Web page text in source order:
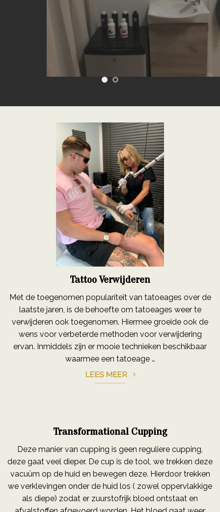
Tattoo Verwijderen
Met de toegenomen populariteit van tatoeages over de
laatste jaren, is de behoefte om tatoeages weer te
verwijderen ook toegenomen. Hiermee groeide ook de
wens voor verbeterde methoden voor verwijdering
ervan. Inmiddels zijn er mooie technieken beschikbaar
waarmee een tatoeage …
LEES MEER
Transformational Cupping
Deze manier van cupping is geen reguliere cupping,
deze gaat veel dieper. De cup is de tool, we trekken deze
vacuüm op de huid en bewegen deze. Hierdoor trekken
we verklevingen onder de huid los ( zowel oppervlakkige
als diepe) zodat er zuurstofrijk bloed ontstaat en